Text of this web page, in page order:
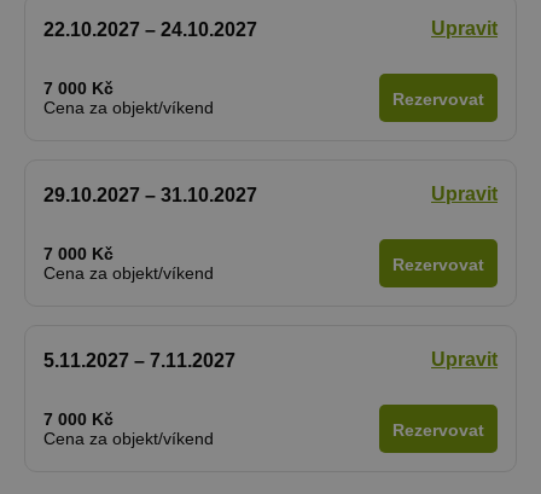
22.10.2027 – 24.10.2027 Upravit
7 000 Kč
Cena za objekt/víkend
Rezervovat
29.10.2027 – 31.10.2027 Upravit
7 000 Kč
Cena za objekt/víkend
Rezervovat
5.11.2027 – 7.11.2027 Upravit
7 000 Kč
Cena za objekt/víkend
Rezervovat